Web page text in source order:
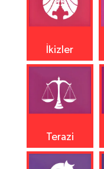
İkizler
Terazi